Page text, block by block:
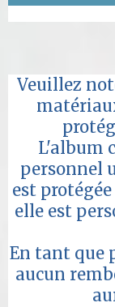
Veuillez
L'album
personnel
est
elle est
En tant que
aucun